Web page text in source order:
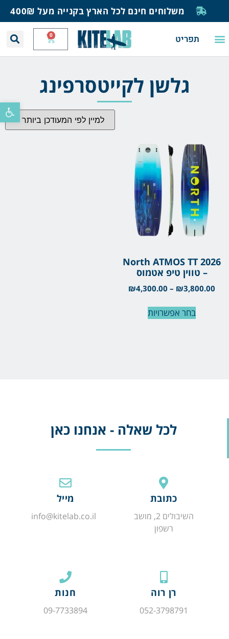
פתח
משלוחים חינם לכל הארץ בקנייה מעל 400₪
תפריט 0
גלשן לקייטסרפינג
North ATMOS TT 2026
– טווין טיפ אטמוס
₪3,800.00
–
₪4,300.00
בחר אפשרויות
לכל שאלה - אנחנו כאן
כתובת
השיבולים 2, מושב
רשפון
מייל
info@kitelab.co.il
רן רוה
052-3798791
חנות
09-7733894